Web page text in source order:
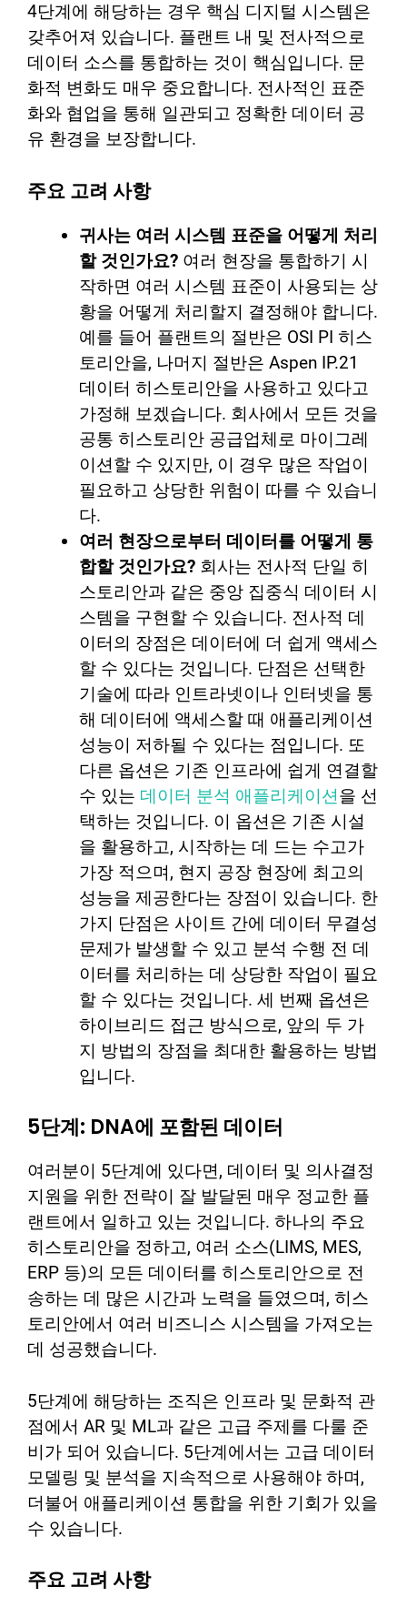
4단계에 해당하는 경우 핵심 디지털 시스템은
갖추어져 있습니다. 플랜트 내 및 전사적으로
데이터 소스를 통합하는 것이 핵심입니다. 문
화적 변화도 매우 중요합니다. 전사적인 표준
화와 협업을 통해 일관되고 정확한 데이터 공
유 환경을 보장합니다.
주요 고려 사항
귀사는 여러 시스템 표준을 어떻게 처리
할 것인가요? 여러 현장을 통합하기 시
작하면 여러 시스템 표준이 사용되는 상
황을 어떻게 처리할지 결정해야 합니다.
예를 들어 플랜트의 절반은 OSI PI 히스
토리안을, 나머지 절반은 Aspen IP.21
데이터 히스토리안을 사용하고 있다고
가정해 보겠습니다. 회사에서 모든 것을
공통 히스토리안 공급업체로 마이그레
이션할 수 있지만, 이 경우 많은 작업이
필요하고 상당한 위험이 따를 수 있습니
다.
여러 현장으로부터 데이터를 어떻게 통
합할 것인가요? 회사는 전사적 단일 히
스토리안과 같은 중앙 집중식 데이터 시
스템을 구현할 수 있습니다. 전사적 데
이터의 장점은 데이터에 더 쉽게 액세스
할 수 있다는 것입니다. 단점은 선택한
기술에 따라 인트라넷이나 인터넷을 통
해 데이터에 액세스할 때 애플리케이션
성능이 저하될 수 있다는 점입니다. 또
다른 옵션은 기존 인프라에 쉽게 연결할
수 있는 데이터 분석 애플리케이션을 선
택하는 것입니다. 이 옵션은 기존 시설
을 활용하고, 시작하는 데 드는 수고가
가장 적으며, 현지 공장 현장에 최고의
성능을 제공한다는 장점이 있습니다. 한
가지 단점은 사이트 간에 데이터 무결성
문제가 발생할 수 있고 분석 수행 전 데
이터를 처리하는 데 상당한 작업이 필요
할 수 있다는 것입니다. 세 번째 옵션은
하이브리드 접근 방식으로, 앞의 두 가
지 방법의 장점을 최대한 활용하는 방법
입니다.
5단계: DNA에 포함된 데이터
여러분이 5단계에 있다면, 데이터 및 의사결정
지원을 위한 전략이 잘 발달된 매우 정교한 플
랜트에서 일하고 있는 것입니다. 하나의 주요
히스토리안을 정하고, 여러 소스(LIMS, MES,
ERP 등)의 모든 데이터를 히스토리안으로 전
송하는 데 많은 시간과 노력을 들였으며, 히스
토리안에서 여러 비즈니스 시스템을 가져오는
데 성공했습니다.
5단계에 해당하는 조직은 인프라 및 문화적 관
점에서 AR 및 ML과 같은 고급 주제를 다룰 준
비가 되어 있습니다. 5단계에서는 고급 데이터
모델링 및 분석을 지속적으로 사용해야 하며,
더불어 애플리케이션 통합을 위한 기회가 있을
수 있습니다.
주요 고려 사항